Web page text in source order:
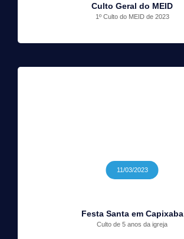
Culto Geral do MEID
1º Culto do MEID de 2023
11/03/2023
Festa Santa em Capixaba
Culto de 5 anos da igreja